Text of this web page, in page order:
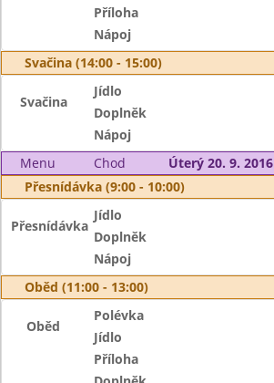
Příloha
Nápoj
Svačina (14:00 - 15:00)
Svačina
Jídlo
Doplněk
Nápoj
Menu
Chod
Úterý 20. 9. 2016
Přesnídávka (9:00 - 10:00)
Přesnídávka
Jídlo
Doplněk
Nápoj
Oběd (11:00 - 13:00)
Oběd
Polévka
Jídlo
Příloha